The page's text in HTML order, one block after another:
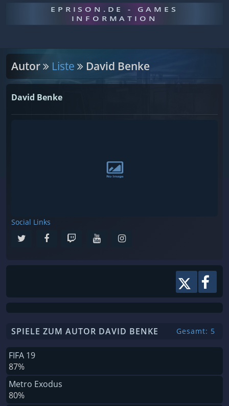
EPRISON.DE - GAMES
INFORMATION
Autor Liste David Benke
David Benke
Social Links
SPIELE ZUM AUTOR DAVID BENKE Gesamt: 5
FIFA 19
87%
Metro Exodus
80%